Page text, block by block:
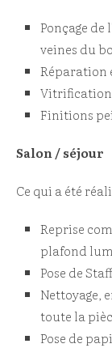
Ponçage de
veines du
Réparation
Vitrification
Finitions
Salon / séjour
Ce qui a été
Reprise
plafond
Pose de
Nettoyage,
toute la
Pose de